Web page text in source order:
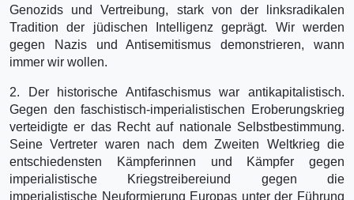
Genozids und Vertreibung, stark von der linksradikalen
Tradition der jüdischen Intelligenz geprägt. Wir werden
gegen Nazis und Antisemitismus demonstrieren, wann
immer wir wollen.
2. Der historische Antifaschismus war antikapitalistisch.
Gegen den faschistisch-imperialistischen Eroberungskrieg
verteidigte er das Recht auf nationale Selbstbestimmung.
Seine Vertreter waren nach dem Zweiten Weltkrieg die
entschiedensten Kämpferinnen und Kämpfer gegen
imperialistische Kriegstreibereiund gegen die
imperialistische Neuformierung Europas unter der Führung